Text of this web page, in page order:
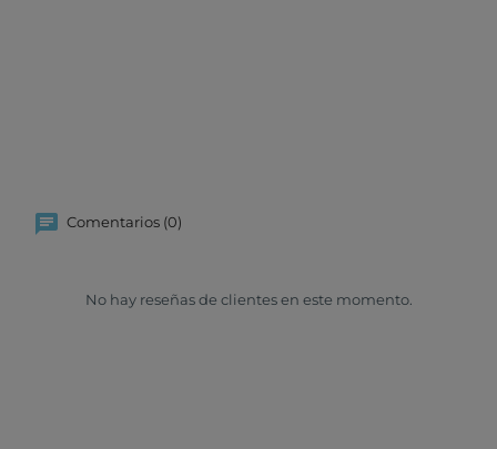
Comentarios (0)
No hay reseñas de clientes en este momento.